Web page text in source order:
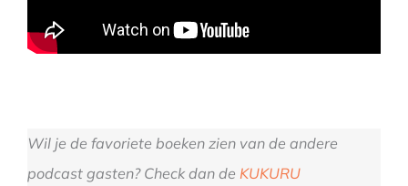
Wil je de favoriete boeken zien van de andere
podcast gasten? Check dan de KUKURU